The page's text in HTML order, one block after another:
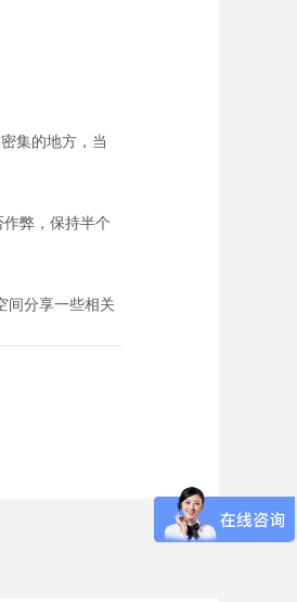
集的地方，当
弊，保持半个
间分享一些相关